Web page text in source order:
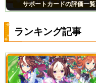
サポートカードの評価一覧
ランキング記事